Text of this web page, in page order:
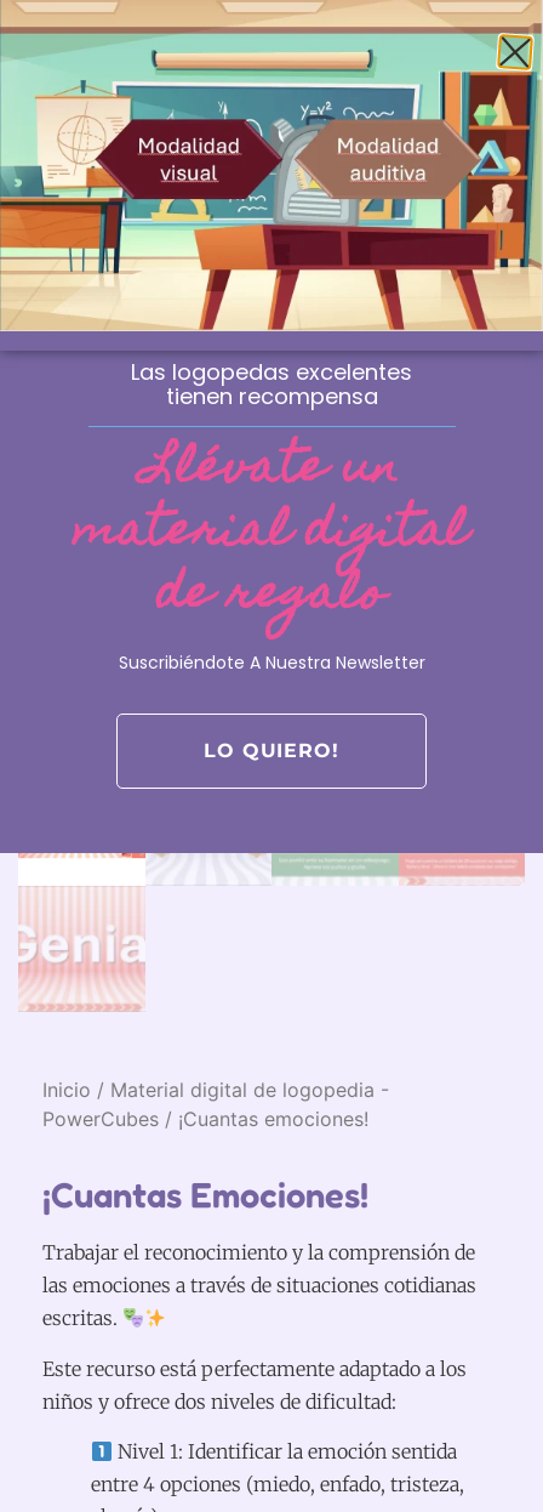
Envío gratis a la península a partir de 60€
¿Profesional? Compra sin IVA
WhatsApp
0
Inicio / Material digital de logopedia -
PowerCubes / ¡Cuantas emociones!
¡Cuantas Emociones!
Trabajar el reconocimiento y la comprensión de
las emociones a través de situaciones cotidianas
escritas.
Este recurso está perfectamente adaptado a los
niños y ofrece dos niveles de dificultad:
Nivel 1: Identificar la emoción sentida
entre 4 opciones (miedo, enfado, tristeza,
Las logopedas excelentes
tienen recompensa
Llévate un
material digital
de regalo
Suscribiéndote A Nuestra Newsletter
LO QUIERO!